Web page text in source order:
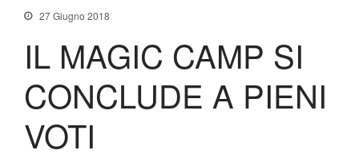
Codice di Condotta
Palmares
Maglie Ritirate
27 Giugno 2018
IL MAGIC CAMP SI
CONCLUDE A PIENI
VOTI